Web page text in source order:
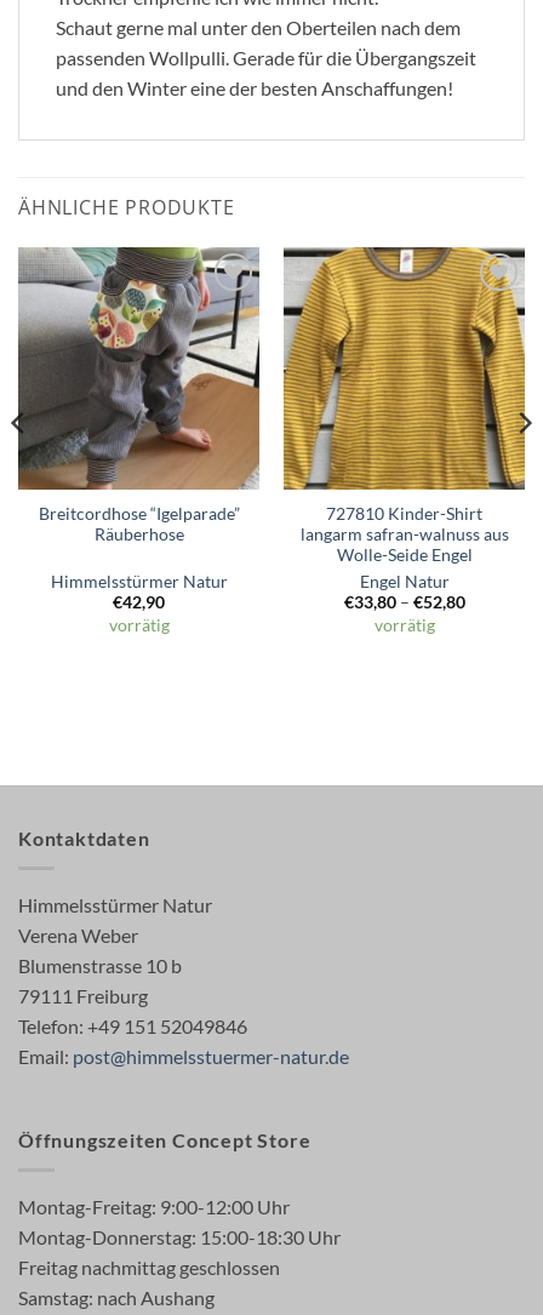
Schaut gerne mal unter den Oberteilen nach dem
passenden Wollpulli. Gerade für die Übergangszeit
und den Winter eine der besten Anschaffungen!
ÄHNLICHE PRODUKTE
Zum
Wunschzettel
hinzufügen
Breitcordhose “Igelparade”
Räuberhose
Himmelsstürmer Natur
€42,90
vorrätig
Zum
Wunschzettel
hinzufügen
727810 Kinder-Shirt
langarm safran-walnuss aus
Wolle-Seide Engel
Engel Natur
€33,80– €52,80
vorrätig
Kontaktdaten
Himmelsstürmer Natur
Verena Weber
Blumenstrasse 10 b
79111 Freiburg
Telefon: +49 151 52049846
Email: post@himmelsstuermer-natur.de
Öffnungszeiten Concept Store
Montag-Freitag: 9:00-12:00 Uhr
Montag-Donnerstag: 15:00-18:30 Uhr
Freitag nachmittag geschlossen
Samstag: nach Aushang